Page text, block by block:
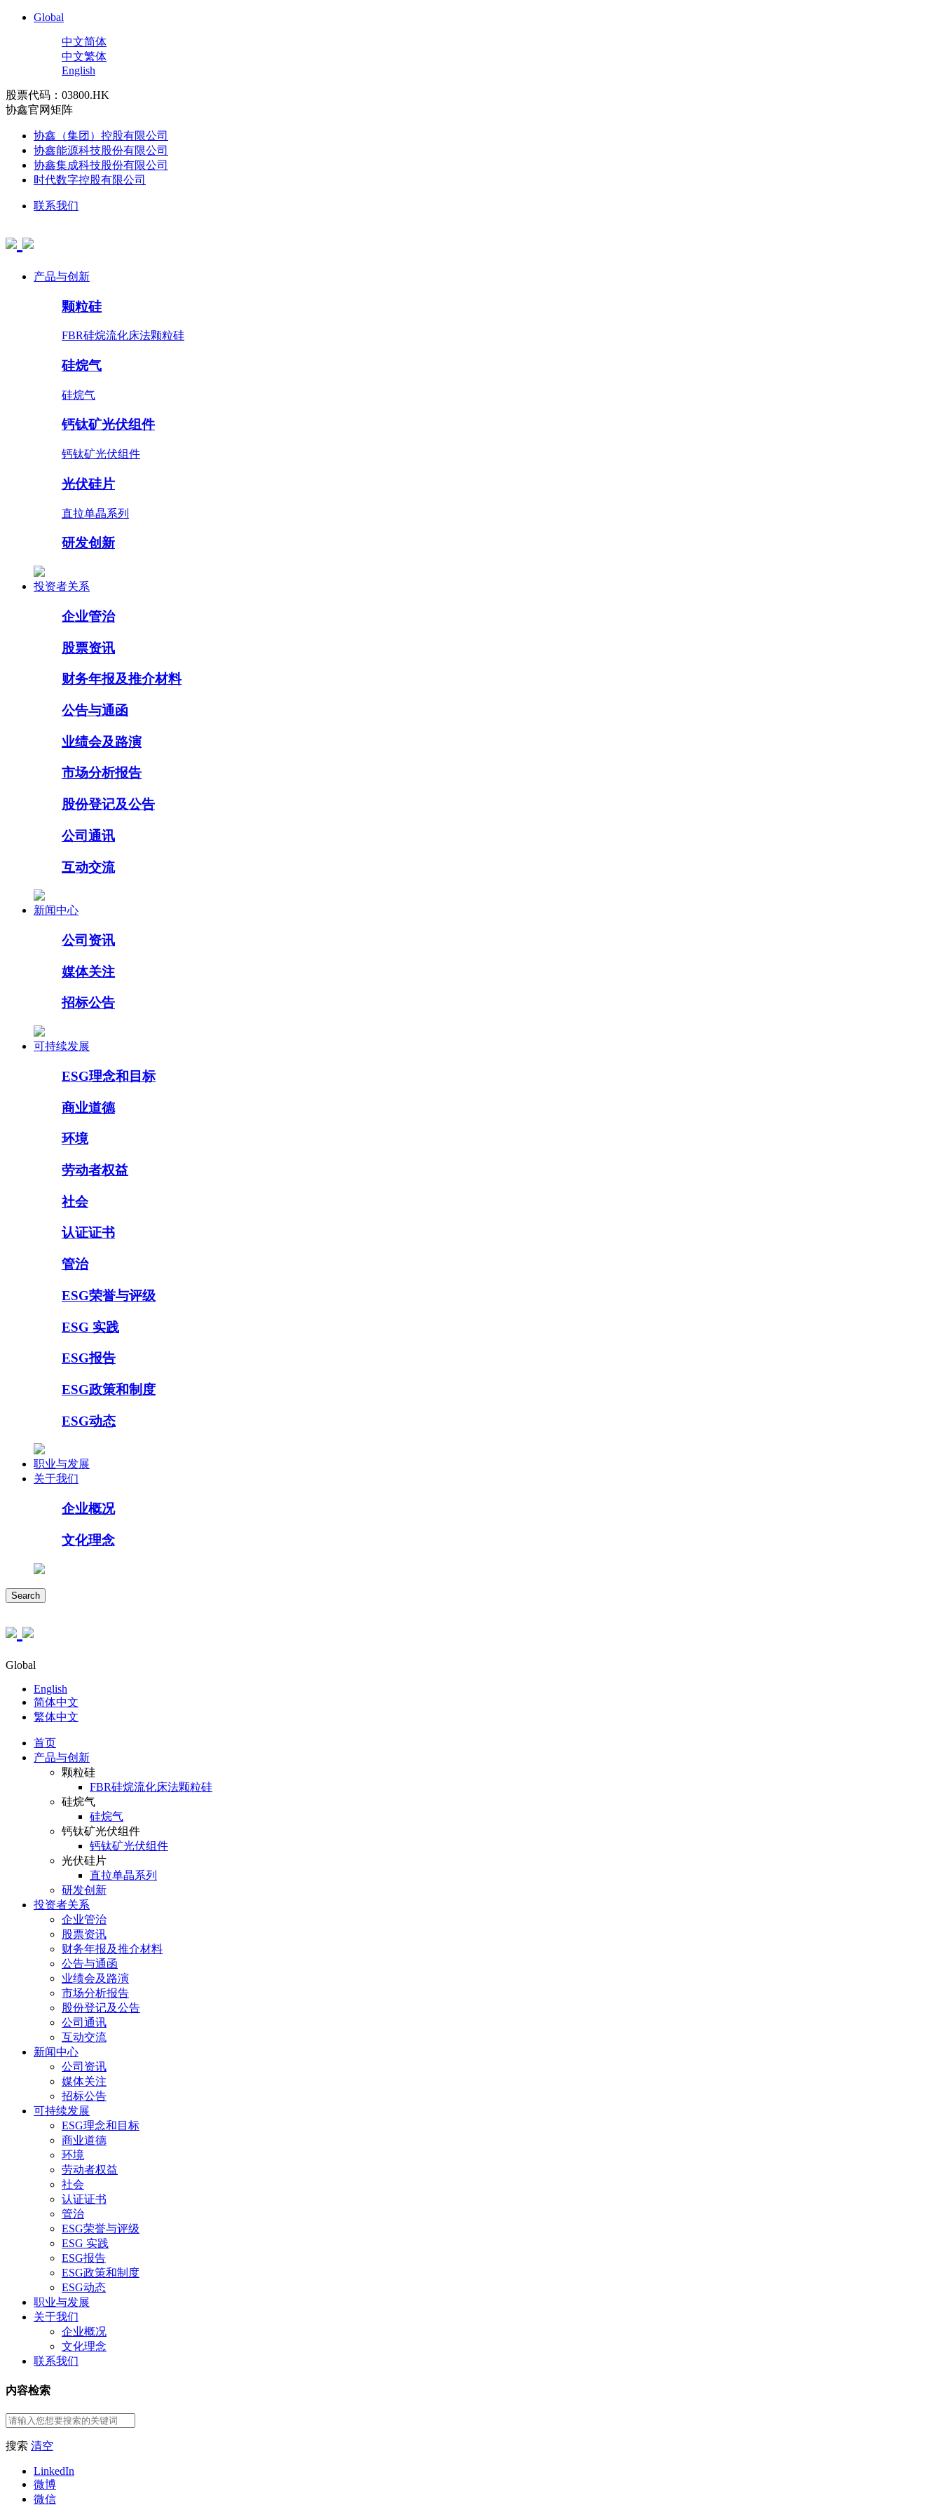
Global
中文简体
中文繁体
English
股票代码：03800.HK
协鑫官网矩阵
协鑫（集团）控股有限公司
协鑫能源科技股份有限公司
协鑫集成科技股份有限公司
时代数字控股有限公司
联系我们
产品与创新
颗粒硅
FBR硅烷流化床法颗粒硅
硅烷气
硅烷气
钙钛矿光伏组件
钙钛矿光伏组件
光伏硅片
直拉单晶系列
研发创新
投资者关系
企业管治
股票资讯
财务年报及推介材料
公告与通函
业绩会及路演
市场分析报告
股份登记及公告
公司通讯
互动交流
新闻中心
公司资讯
媒体关注
招标公告
可持续发展
ESG理念和目标
商业道德
环境
劳动者权益
社会
认证证书
管治
ESG荣誉与评级
ESG 实践
ESG报告
ESG政策和制度
ESG动态
职业与发展
关于我们
企业概况
文化理念
Search
Global
English
简体中文
繁体中文
首页
产品与创新
颗粒硅
FBR硅烷流化床法颗粒硅
硅烷气
硅烷气
钙钛矿光伏组件
钙钛矿光伏组件
光伏硅片
直拉单晶系列
研发创新
投资者关系
企业管治
股票资讯
财务年报及推介材料
公告与通函
业绩会及路演
市场分析报告
股份登记及公告
公司通讯
互动交流
新闻中心
公司资讯
媒体关注
招标公告
可持续发展
ESG理念和目标
商业道德
环境
劳动者权益
社会
认证证书
管治
ESG荣誉与评级
ESG 实践
ESG报告
ESG政策和制度
ESG动态
职业与发展
关于我们
企业概况
文化理念
联系我们
内容检索
搜索 清空
LinkedIn
微博
微信